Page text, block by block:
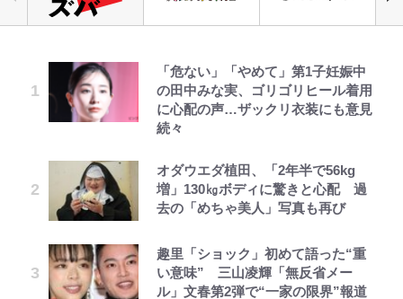
「危ない」「やめて」第1子妊娠中
の田中みな実、ゴリゴリヒール着用
に心配の声…ザックリ衣装にも意見
続々
オダウエダ植田、「2年半で56kg
増」130㎏ボディに驚きと心配 過
去の「めちゃ美人」写真も再び
趣里「ショック」初めて語った“重
い意味” 三山凌輝「無反省メー
ル」文春第2弾で“一家の限界”報道
でっかい男になりたいゾ
空の轍と大地の雲と 第1回
著
荒々しい「火山帯」の一端にいるこ
とを体感！ 登頂約10分でも大迫力
「吾妻小富士」火口を1周する「1
時間半ハイキング」パノラマ絶景レ
アユは「怒らせて掛ける」魚だっ
た！ ルアーを追わせて釣りあげる
おもしろさを知る
やってはいけない！「キャンプツー
ファミマと『VIVANT』第2シーズ
ンのコラボがスタート！ “別班饅
頭”や限定グッズ登場にファン感激
「これは買うしかない！」
『ONE PIECE』今後の展開に絡ん
できそうな「意味深な表紙連載」
「神」エネルの月での展開に、元王
南や和也だけじゃない！『タッチ』
上杉達也の才能を「いち早く見出し
錦織一清の写真集はなぜ私服なの
か…高級ブランドをやめ等身大の自
分を表現する現在「ちゃんとおじい
ちゃんに」
元衆院議員・山尾志桜里が語る誹謗
中傷動画…「計り知れない」切り抜
き落選運動の影響と今語る「保育園
誹謗中傷も「『そうせざるを得ない
事情』がある」…山尾志桜里が
｢お土産最高すぎ笑｣｢どうやって入
手？｣ブライトン帰還の三笘薫、同
僚に“ポケカ”をプレゼント！｢薫の
笑顔見れてよかった｣｢大喜びのリ
浦和と千葉の首をかしげる主力放
出、柏リカルドの下で新加入2人が
手は【Jリーグ開幕｢初めての秋春
制｣の大激論】(4)
公式-婚約破棄されたのでお掃除メ
イドになったら笑わない貴公子様に
溺愛されました 第27話(3)
から 第9話(1)
おいたら、塩対応だった婚約者が絡
んでくるようになりました 第50話
(1)